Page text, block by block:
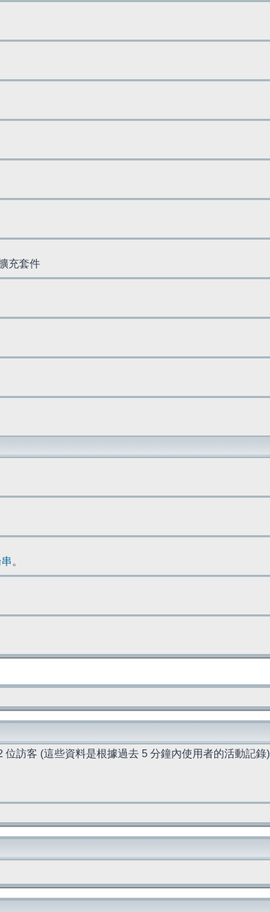
充套件
。
訪客 (這些資料是根據過去 5 分鐘內使用者的活動記錄)